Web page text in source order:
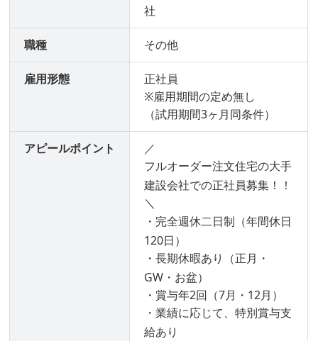
社
職種 その他
雇用形態
正社員
※雇用期間の定め無し
（試用期間3ヶ月同条件）
アピールポイント
／
フルオーダー注文住宅の大手
建設会社での正社員募集！！
＼
・完全週休二日制（年間休日
120日）
・長期休暇あり（正月・
GW・お盆）
・賞与年2回（7月・12月）
・業績に応じて、特別賞与支
給あり